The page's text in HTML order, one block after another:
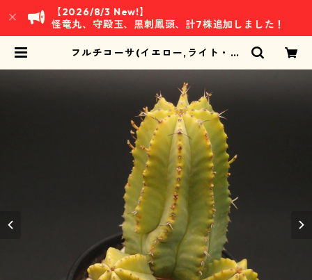
【2026/8/3 New!】
怪竜丸、守殿玉、黒刺鳳頭、計7株追加しました！
フルチコーサ(イエロー,ライト・グ